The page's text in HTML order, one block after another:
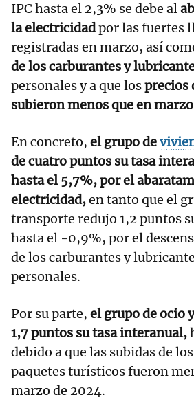
IPC hasta el 2,3% se debe al
la electricidadpor las fuertes
registradas en marzo, así
de los carburantes y
personales y a que losprecios
subieron menos que en
En concreto, el grupo de
de cuatro puntos su tasa
hasta el 5,7%, por el
electricidad,en tanto que el
transporte redujo 1,2 puntos
hasta el -0,9%, por el
de los carburantes y
personales.
Por su parte, el grupo de ocio
1,7 puntos su tasa interanual,
debido a que las subidas de
paquetes turísticos fueron
marzo de 2024.